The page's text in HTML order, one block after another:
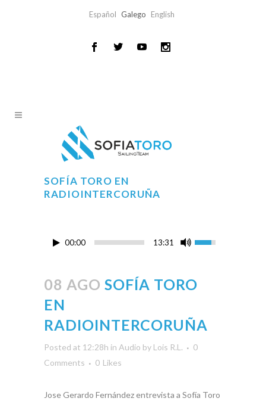
Español Galego English
SOFÍA TORO EN
RADIOINTERCORUÑA
00:00 13:31
08 AGO SOFÍA TORO
EN
RADIOINTERCORUÑA
Posted at 12:28h in Audio by Lois R.L.
0
Comments
0 Likes
Jose Gerardo Fernández entrevista a Sofía Toro